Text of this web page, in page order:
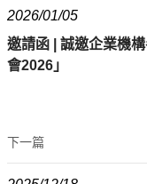
2026/01/05
邀請函 | 誠邀企業機
會2026」
下一篇